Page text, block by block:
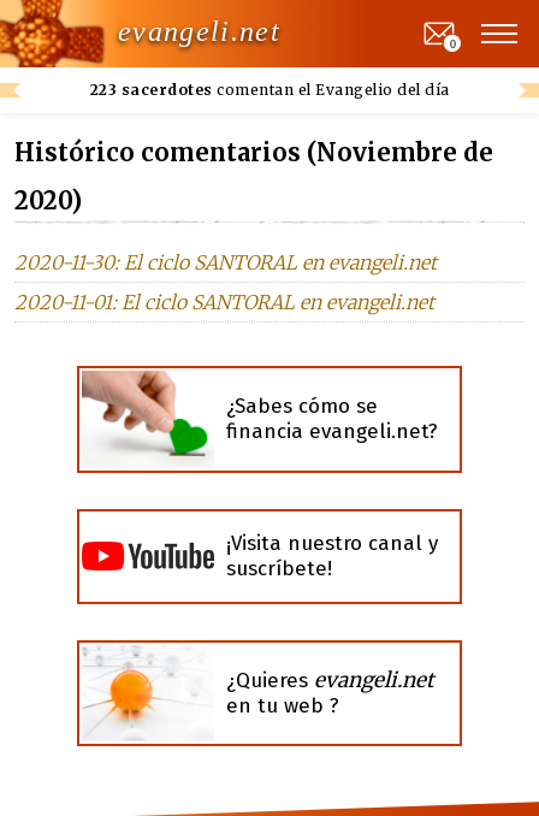
evangeli.net
223 sacerdotes comentan el Evangelio del día
0
Histórico comentarios (Noviembre de
2020)
2020-11-30: El ciclo SANTORAL en evangeli.net
2020-11-01: El ciclo SANTORAL en evangeli.net
¿Sabes cómo se
financia evangeli.net?
¡Visita nuestro canal y
suscríbete!
¿Quieres evangeli.net
en tu web ?